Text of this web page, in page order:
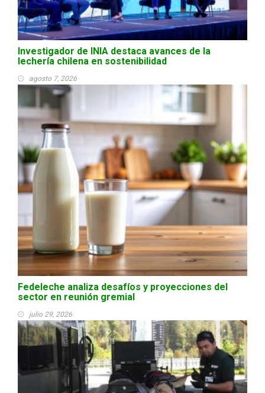
Investigador de INIA destaca avances de la
lechería chilena en sostenibilidad
agosto 7, 2026
Fedeleche analiza desafíos y proyecciones del
sector en reunión gremial
julio 29, 2026